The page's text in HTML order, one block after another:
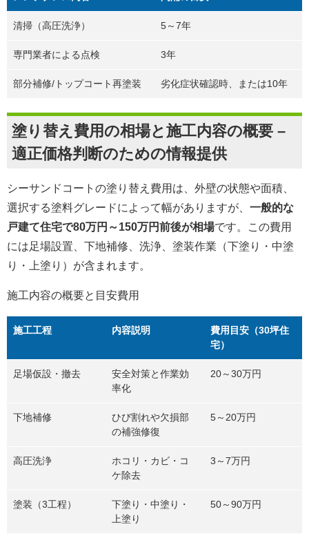
清掃（高圧洗浄） 5～7年
専門業者による点検 3年
部分補修/トップコート再塗装 劣化症状確認時、または10年
塗り替え費用の相場と施工内容の概要 –
適正価格判断のための情報提供
シーサンドコートの塗り替え費用は、外壁の状態や面積、
選択する塗料グレードによって幅がありますが、 一般的な
戸建て住宅で80万円～150万円前後が相場です。この費用
には足場設置、下地補修、洗浄、塗装作業（下塗り・中塗
り・上塗り）が含まれます。
施工内容の概要と目安費用
施工工程 内容説明
費用目安（30坪住
宅）
足場仮設・撤去
安全対策と作業効
率化
20～30万円
下地補修
ひび割れや欠損部
の補強修復
5～20万円
高圧洗浄
ホコリ・カビ・コ
ケ除去
3～7万円
塗装（3工程）
下塗り・中塗り・
上塗り
50～90万円